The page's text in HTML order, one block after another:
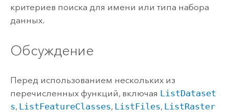
критериев поиска для имени или типа набора
данных.
Обсуждение
Перед использованием нескольких из
перечисленных функций, включая ListDataset
s, ListFeatureClasses, ListFiles, ListRaster